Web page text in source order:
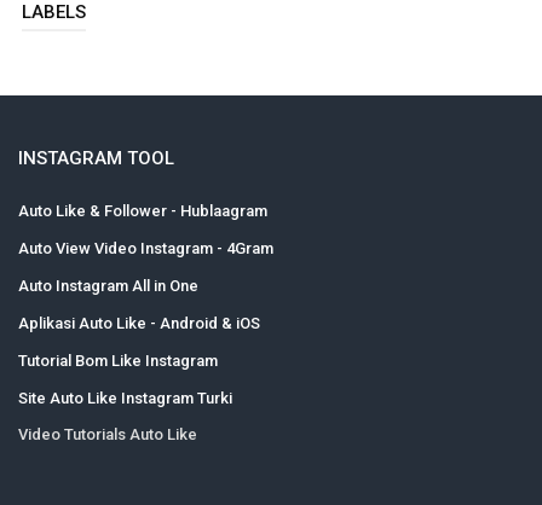
LABELS
INSTAGRAM TOOL
Auto Like & Follower - Hublaagram
Auto View Video Instagram - 4Gram
Auto Instagram All in One
Aplikasi Auto Like - Android & iOS
Tutorial Bom Like Instagram
Site Auto Like Instagram Turki
Video Tutorials Auto Like